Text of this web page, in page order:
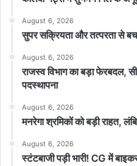
August 6, 2026
सुपर सक्रियता और तत्परता से
August 6, 2026
राजस्व विभाग का बड़ा फेरबदल,
पदस्थापना
August 6, 2026
मनरेगा श्रमिकों को बड़ी राहत,
August 6, 2026
स्टंटबाजी पड़ी भारी! CG में